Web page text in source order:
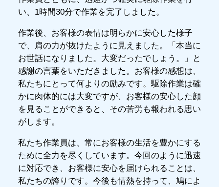
い、1時間30分で作業を完了しました。
作業後、お客様の表情は明らかに安心した様子
で、肩の力が抜けたように見えました。「本当に
お世話になりました。大変だったでしょう。」と
感謝の言葉をいただきました。お客様の感想は、
私たちにとって何よりの励みです。駆除作業は確
かに肉体的には大変ですが、お客様の安心した顔
を見ることができると、その苦労も報われる思い
がします。
私たち作業員は、常にお客様の生活を豊かにする
ために全力を尽くしています。今回のように迅速
に対応でき、お客様に安心を届けられることは、
私たちの誇りです。今後も情熱を持って、鳩によ